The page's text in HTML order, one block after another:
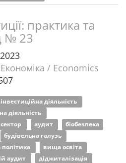
практика та
№ 23
Економіка / Economics
інвестиційна діяльність
діяльність
аудит
біобезпека
будівельна галузь
вища освіта
аудит
діджиталізація